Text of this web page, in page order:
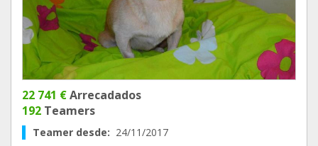
22 741 €Arrecadados
192 Teamers
Teamer desde: 24/11/2017